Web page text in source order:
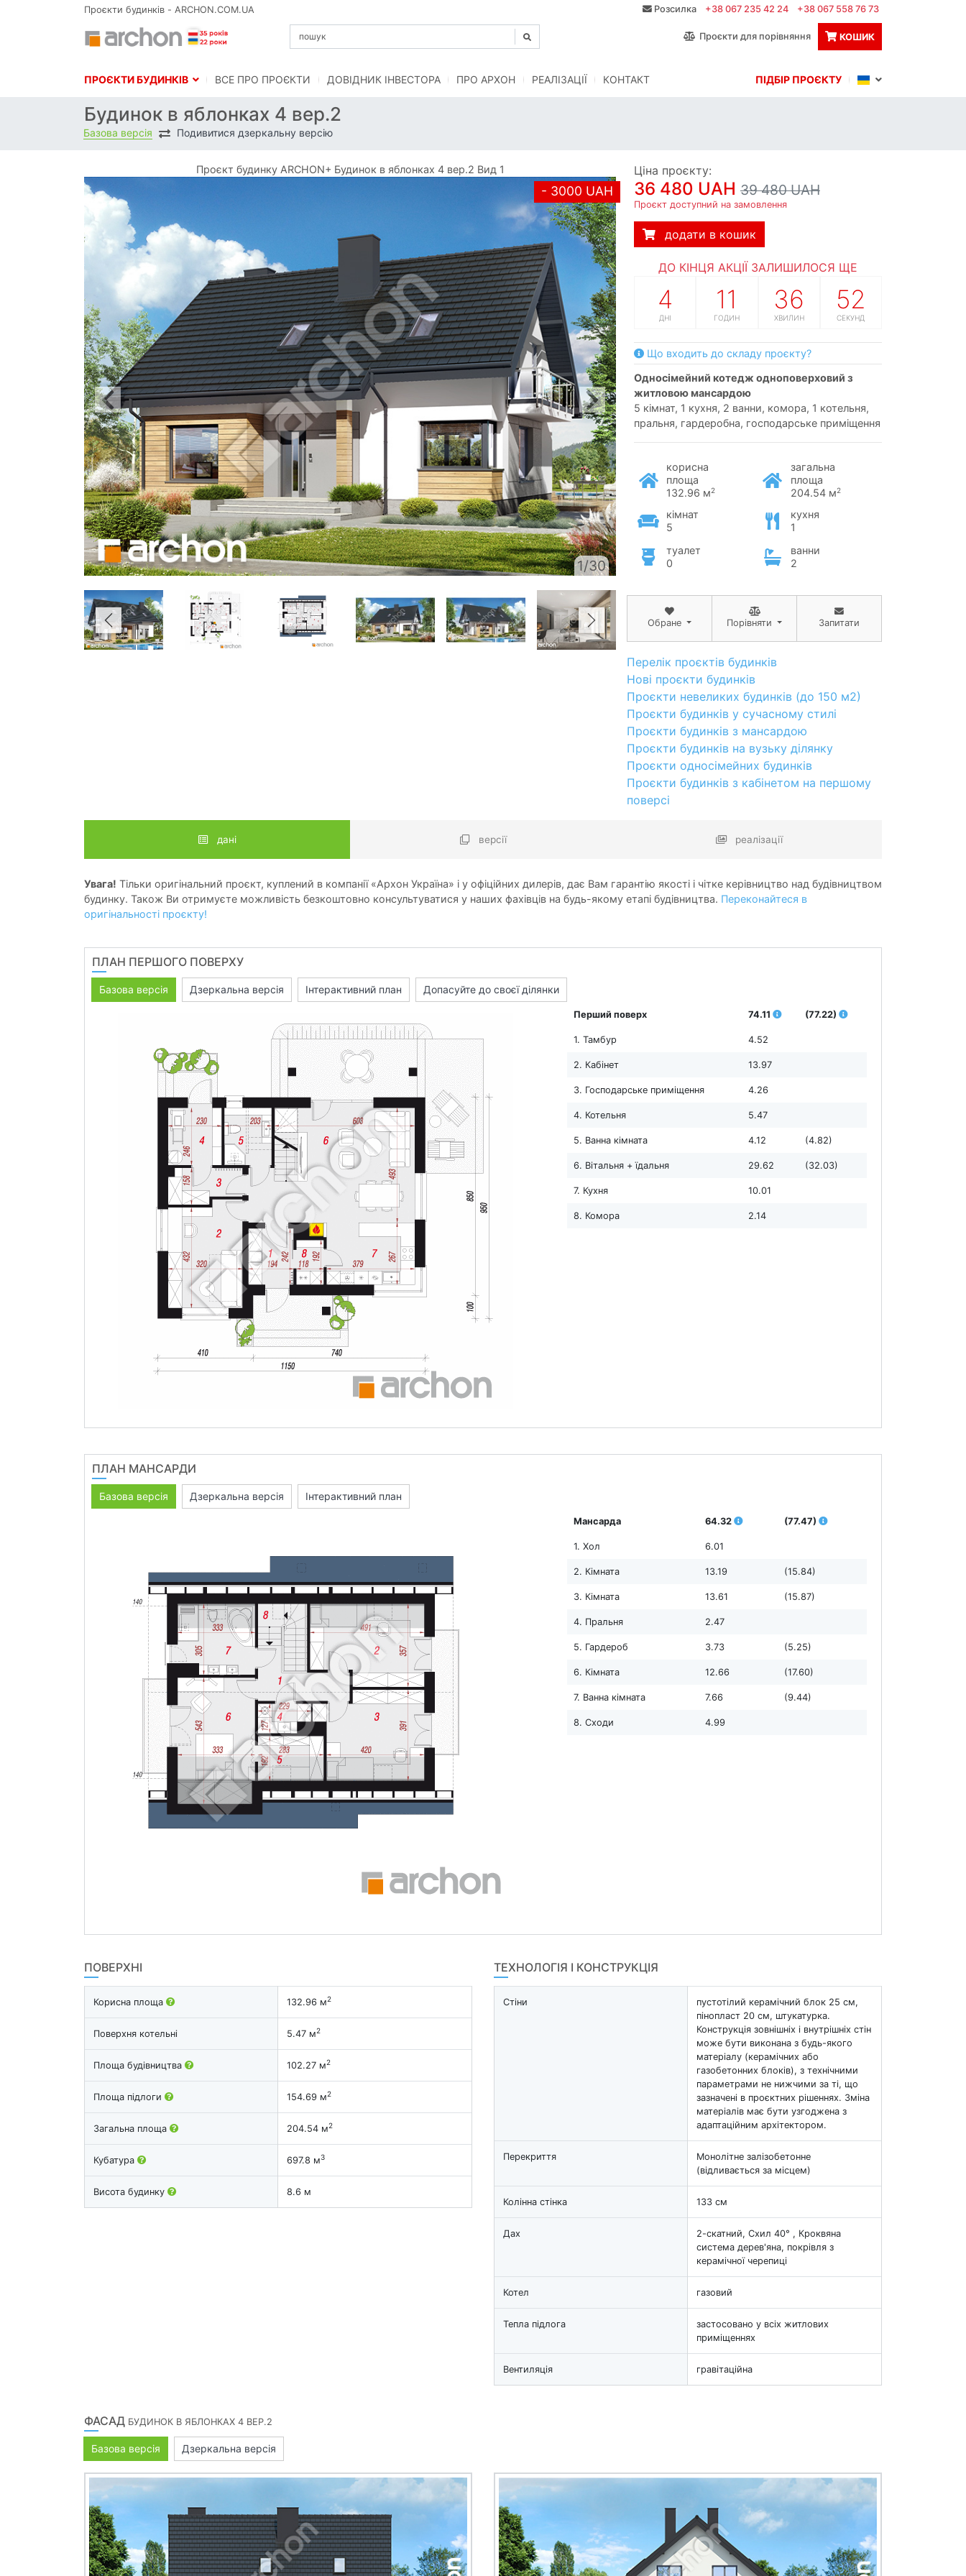
Проєкти будинків - ARCHON.COM.UA Розсилка +38 067 235 42 24 +38 067 558 76 73
Проєкти для порівняння КОШИК
ПРОЄКТИ БУДИНКІВ BСЕ ПРО ПРОЄКТИ ДОВІДНИК ІНВЕСТОРА ПРО АРХОН РЕАЛІЗАЦІЇ КОНТАКТ ПІДБІР ПРОЄКТУ
Будинок в яблонках 4 вер.2
Базова версія Подивитися дзеркальну версію
Проєкт будинку ARCHON+ Будинок в яблонках 4 вер.2 Вид 1
- 3000 UAH
1/30
Ціна проєкту:
36 480 UAH 39 480 UAH
Проєкт доступний на замовлення
додати в кошик
ДО КІНЦЯ АКЦІЇ ЗАЛИШИЛОСЯ ЩЕ
4
ДНІ
11
ГОДИН
36
ХВИЛИН
51
СЕКУНД
Що входить до складу проєкту?
односімейний котедж одноповерховий з
житловою мансардою
5 кімнат, 1 кухня, 2 ванни, комора, 1 котельня,
пральня, гардеробна, господарське приміщення
корисна
площа
132.96 м2
загальна
площа
204.54 м2
кімнат
5
кухня
1
туалет
0
ванни
2
Обране Порівняти Запитати
Перелік проєктів будинків
Нові проєкти будинків
Проєкти невеликих будинків (до 150 м2)
Проєкти будинків у сучасному стилі
Проєкти будинків з мансардою
Проєкти будинків на вузьку ділянку
Проєкти односімейних будинків
Проєкти будинків з кабінетом на першому
поверсі
дані версії реалізації
Увага! Тільки оригінальний проєкт, куплений в компанії «Архон Україна» і у офіційних дилерів, дає Вам гарантію якості і чітке керівництво над будівництвом
будинку. Також Ви отримуєте можливість безкоштовно консультуватися у наших фахівців на будь-якому етапі будівництва. Переконайтеся в
оригінальності проєкту!
ПЛАН ПЕРШОГО ПОВЕРХУ
Базова версія Дзеркальна версія Інтерактивний план Допасуйте до своєї ділянки
Перший поверх 74.11 (77.22)
1. Тамбур 4.52
2. Кабінет 13.97
3. Господарське приміщення 4.26
4. Котельня 5.47
5. Ванна кімната 4.12 (4.82)
6. Вітальня + їдальня 29.62 (32.03)
7. Кухня 10.01
8. Комора 2.14
ПЛАН МАНСАРДИ
Базова версія Дзеркальна версія Інтерактивний план
Мансарда 64.32 (77.47)
1. Хол 6.01
2. Кімната 13.19 (15.84)
3. Кімната 13.61 (15.87)
4. Пральня 2.47
5. Гардероб 3.73 (5.25)
6. Кімната 12.66 (17.60)
7. Ванна кімната 7.66 (9.44)
8. Сходи 4.99
ПОВЕРХНІ
Корисна площа 132.96 м2
Поверхня котельні 5.47 м2
Площа будівництва 102.27 м2
Площа підлоги 154.69 м2
Загальна площа 204.54 м2
Кубатура 697.8 м3
Висота будинку 8.6 м
ТЕХНОЛОГІЯ І КОНСТРУКЦІЯ
Стіни
пустотілий керамічний блок 25 см,
пінопласт 20 см, штукатурка.
Конструкція зовнішніх і внутрішніх стін
може бути виконана з будь-якого
матеріалу (керамічних або
газобетонних блоків), з технічними
параметрами не нижчими за ті, що
зазначені в проєктних рішеннях. Зміна
матеріалів має бути узгоджена з
адаптаційним архітектором.
Перекриття
Монолітне залізобетонне
(відливається за місцем)
Колінна стінка 133 см
Дах
2-скатний, Схил 40° , Кроквяна
система дерев'яна, покрівля з
керамічної черепиці
Котел газовий
Тепла підлога
застосовано у всіх житлових
приміщеннях
Вентиляція гравітаційна
ФАСАД БУДИНОК В ЯБЛОНКАХ 4 ВЕР.2
Базова версія Дзеркальна версія